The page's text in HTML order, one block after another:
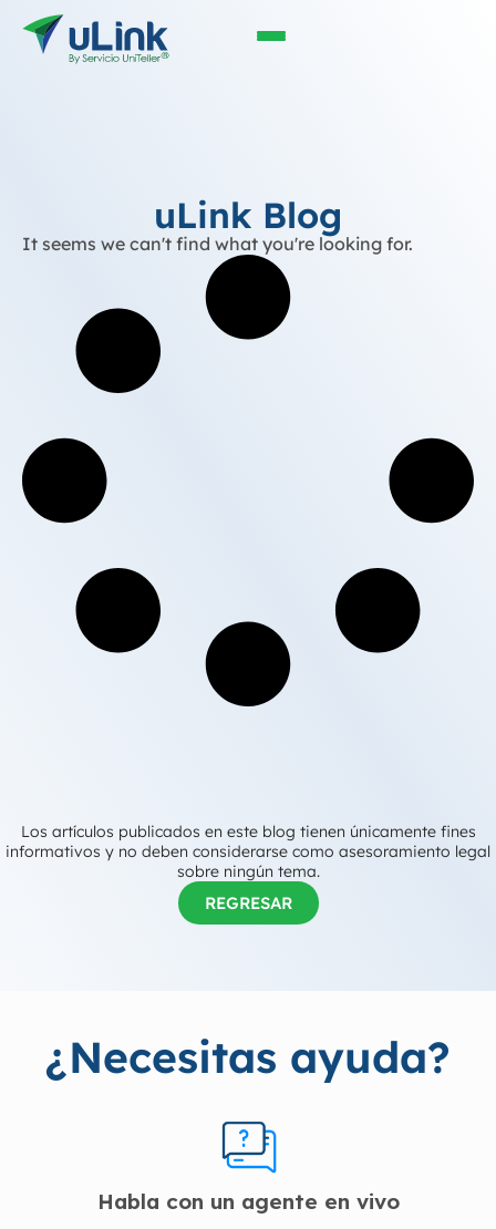
uLink Blog
It seems we can't find what you're looking for.
Los artículos publicados en este blog tienen únicamente fines
informativos y no deben considerarse como asesoramiento legal
sobre ningún tema.
REGRESAR
¿Necesitas ayuda?
Habla con un agente en vivo